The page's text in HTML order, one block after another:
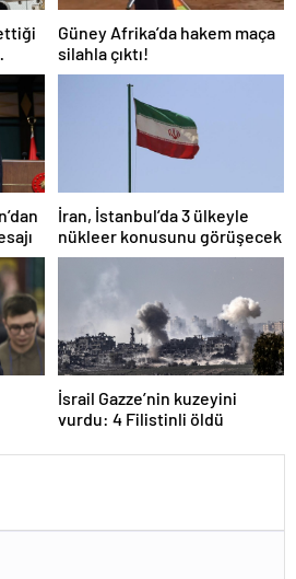
Güney Afrika’da hakem maça
silahla çıktı!
İran, İstanbul’da 3 ülkeyle
nükleer konusunu görüşecek
İsrail Gazze’nin kuzeyini
vurdu: 4 Filistinli öldü